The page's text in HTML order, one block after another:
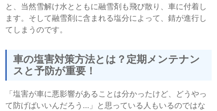
と、当然雪解け水とともに融雪剤も飛び散り、車に付着し
ます。そして融雪剤に含まれる塩分によって、錆が進行し
てしまうのです。
車の塩害対策方法とは？定期メンテナン
スと予防が重要！
「塩害が車に悪影響があることは分かったけど、どうやっ
て防げばいいんだろう…」と思っている人もいるのではな